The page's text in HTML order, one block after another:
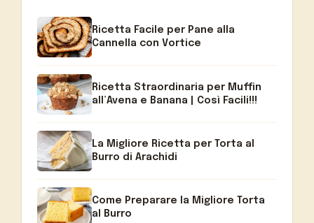
Ricetta Facile per Pane alla
Cannella con Vortice
Ricetta Straordinaria per Muffin
all’Avena e Banana | Così Facili!!!
La Migliore Ricetta per Torta al
Burro di Arachidi
Come Preparare la Migliore Torta
al Burro